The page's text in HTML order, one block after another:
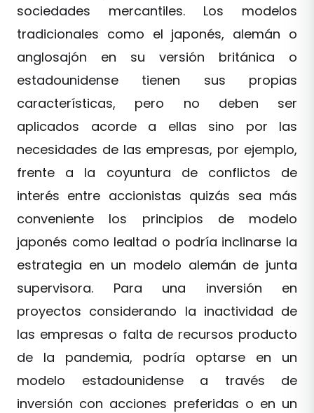
sociedades mercantiles. Los modelos
tradicionales como el japonés, alemán o
anglosajón en su versión británica o
estadounidense tienen sus propias
características, pero no deben ser
aplicados acorde a ellas sino por las
necesidades de las empresas, por ejemplo,
frente a la coyuntura de conflictos de
interés entre accionistas quizás sea más
conveniente los principios de modelo
japonés como lealtad o podría inclinarse la
estrategia en un modelo alemán de junta
supervisora. Para una inversión en
proyectos considerando la inactividad de
las empresas o falta de recursos producto
de la pandemia, podría optarse en un
modelo estadounidense a través de
inversión con acciones preferidas o en un